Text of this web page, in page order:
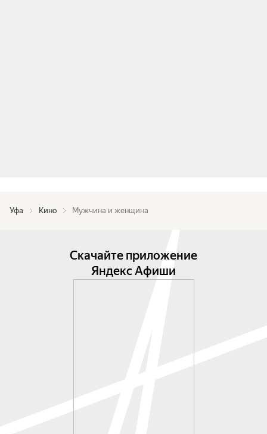
Уфа Кино Мужчина и женщина
Скачайте приложение
Яндекс Афиши